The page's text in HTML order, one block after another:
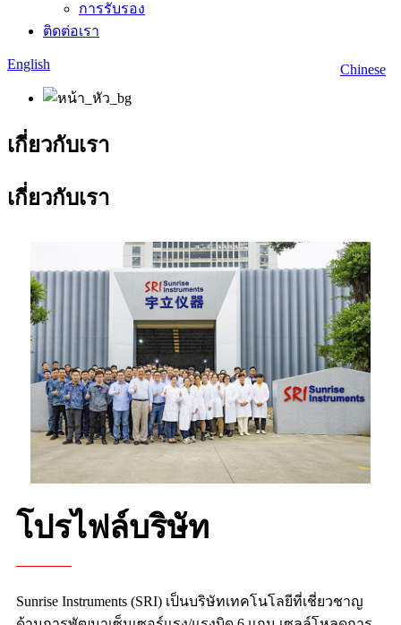
การรับรอง
ติดต่อเรา
Chinese
English
เกี่ยวกับเรา
เกี่ยวกับเรา
โปรไฟล์บริษัท
Sunrise Instruments (SRI) เป็นบริษัทเทคโนโลยีที่เชี่ยวชาญ